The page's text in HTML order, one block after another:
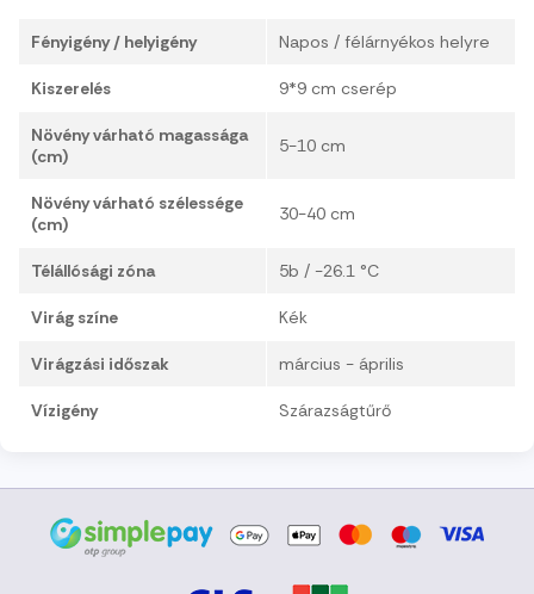
Fényigény / helyigény Napos / félárnyékos helyre
Kiszerelés 9*9 cm cserép
Növény várható magassága
(cm)
5-10 cm
Növény várható szélessége
(cm)
30-40 cm
Télállósági zóna 5b / -26.1 °C
Virág színe Kék
Virágzási időszak március - április
Vízigény Szárazságtűrő